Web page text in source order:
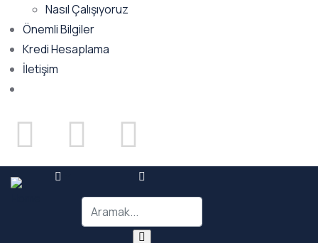
Nasıl Çalışıyoruz
Önemli Bilgiler
Kredi Hesaplama
İletişim